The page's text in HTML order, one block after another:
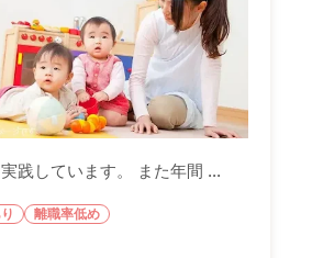
践しています。 また年間 ...
離職率低め